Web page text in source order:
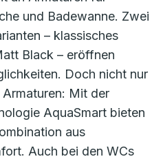
und Badewanne. Zwei
– klassisches
Black – eröffnen
Doch nicht nur
Mit der
AquaSmart bieten
aus
Auch bei den WCs